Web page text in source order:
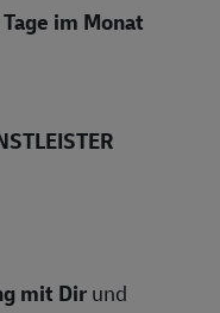
im Monat
mit Dirund